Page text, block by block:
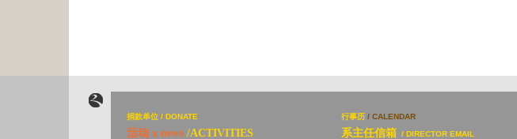
捐款单位 / DONATE
活动 x news /ACTIVITIES
行事历 / CALENDAR
系主任信箱 / DIRECTOR EMAIL